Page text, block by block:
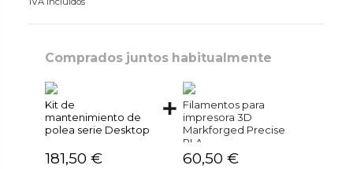
Comprados juntos habitualmente
Kit de
mantenimiento de
polea serie Desktop
181,50 €
Filamentos para
impresora 3D
Markforged Precise
PLA
60,50 €